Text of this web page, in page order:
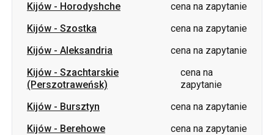
Kijów - Horodyshche
cena na zapytanie
Kijów - Szostka
cena na zapytanie
Kijów - Aleksandria
cena na zapytanie
Kijów - Szachtarskie
(Perszotraweńsk)
cena na
zapytanie
Kijów - Bursztyn
cena na zapytanie
Kijów - Berehowe
cena na zapytanie